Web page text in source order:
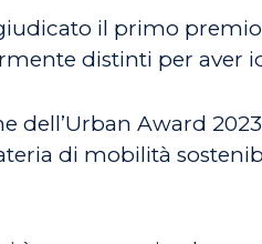
il primo
distinti per aver
dell’Urban Award
di mobilità